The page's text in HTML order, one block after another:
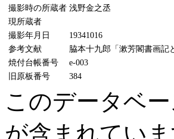
撮影時の所蔵者 浅野金之丞
現所蔵者
撮影年月日
19341016
参考文献
脇本十九郎「漱芳閣書画記
焼付台帳番号
e-003
旧原板番号
384
このデータベ
が含まれていま